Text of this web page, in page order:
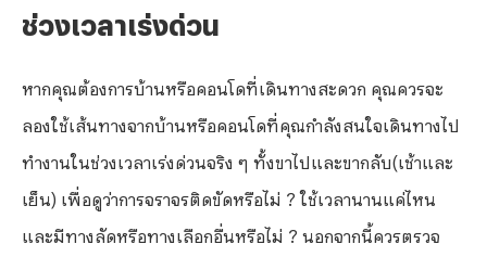
ช่วงเวลาเร่งด่วน
หากคุณต้องการบ้านหรือคอนโดที่เดินทางสะดวก คุณควรจะ
ลองใช้เส้นทางจากบ้านหรือคอนโดที่คุณกำลังสนใจเดินทางไป
ทำงานในช่วงเวลาเร่งด่วนจริง ๆ ทั้งขาไปและขากลับ(เช้าและ
เย็น) เพื่อดูว่าการจราจรติดขัดหรือไม่ ? ใช้เวลานานแค่ไหน
และมีทางลัดหรือทางเลือกอื่นหรือไม่ ? นอกจากนี้ควรตรวจ